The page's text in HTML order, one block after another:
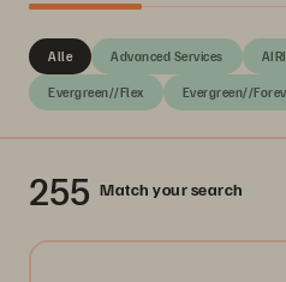
Alle Advanced Services AIRI
Evergreen//Flex Evergreen//
255 Match your search